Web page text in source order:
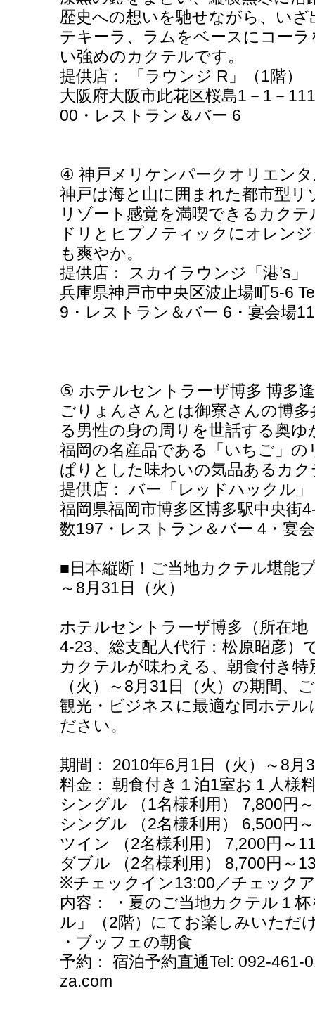
歴史への想いを馳せながら、い
テキーラ、ラムをベースにコー
い強めのカクテルです。
提供店： 「ラウンジ R」（1階）
大阪府大阪市此花区桜島1－1－
00・レストラン＆バー 6
④ 神戸メリケンパークオリエン
神戸は海と山に囲まれた都市型
リゾート感覚を満喫できるカク
ドリとヒプノティックにオレン
も爽やか。
提供店： スカイラウンジ「港’s」
兵庫県神戸市中央区波止場町5-6
9・レストラン＆バー 6・宴会場11
⑤ ホテルセントラーザ博多 博多
ごりょんさんとは御寮さんの博
る男性の身の周りを世話する奥
福岡の名産品である「いちご」
ぱりとした味わいの気品あるカク
提供店： バー「レッドハックル
福岡県福岡市博多区博多駅中央街
数197・レストラン＆バー 4・宴
■日本縦断！ご当地カクテル堪能
～8月31日（火）
ホテルセントラーザ博多（所在地
4-23、総支配人代行：松原昭彦）
カクテルが味わえる、朝食付き
（火）～8月31日（火）の期間、
観光・ビジネスに最適な同ホテ
ださい。
期間： 2010年6月1日（火）～8月
料金： 朝食付き１泊1室お１人様
シングル （1名様利用） 7,800円
シングル （2名様利用） 6,500円
ツイン （2名様利用） 7,200円～
ダブル （2名様利用） 8,700円～
※チェックイン13:00／チェック
内容： ・夏のご当地カクテル１
ル」（2階）にてお楽しみいただ
・ブッフェの朝食
予約： 宿泊予約直通Tel: 092-461-
za.com